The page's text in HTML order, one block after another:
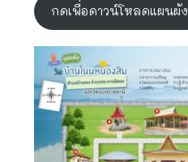
กดเพื่อดาวน์โหลดแผนผัง